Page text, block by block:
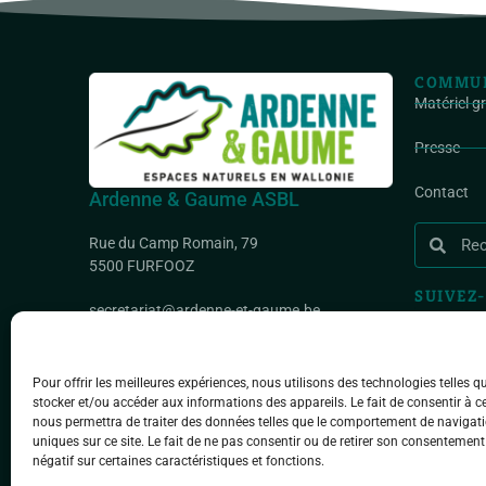
Pour offrir les meilleures expériences, nous utilisons des technologies telles
stocker et/ou accéder aux informations des appareils. Le fait de consentir à
nous permettra de traiter des données telles que le comportement de
uniques sur ce site. Le fait de ne pas consentir ou de retirer son
négatif sur certaines caractéristiques et fonctions.
Ardenne & Gaume ASBL
Rue du Camp Romain, 79
5500 FURFOOZ
secretariat@ardenne-et-gaume.be
BIC : GEBABEBB
Matériel
Presse
Contact